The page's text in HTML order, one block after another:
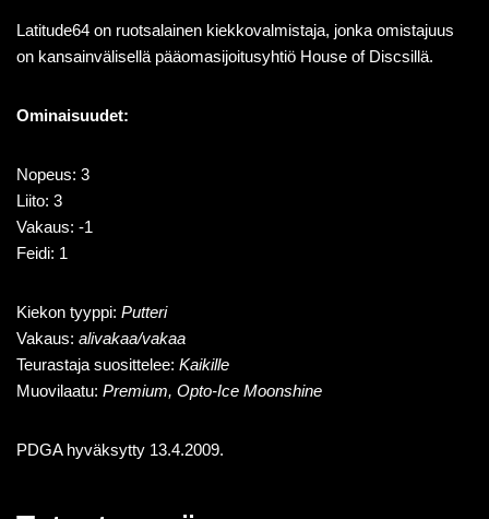
Latitude64 on ruotsalainen kiekkovalmistaja, jonka omistajuus
on kansainvälisellä pääomasijoitusyhtiö House of Discsillä.
Ominaisuudet:
Nopeus: 3
Liito: 3
Vakaus: -1
Feidi: 1
Kiekon tyyppi: Putteri
Vakaus: alivakaa/vakaa
Teurastaja suosittelee: Kaikille
Muovilaatu: Premium, Opto-Ice Moonshine
PDGA hyväksytty 13.4.2009.